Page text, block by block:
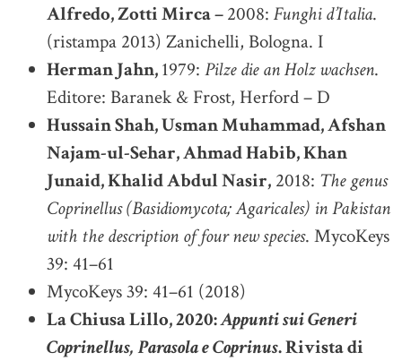
Alfredo, Zotti Mirca –2008: Funghi d’Italia.
(ristampa 2013) Zanichelli, Bologna. I
Herman Jahn,1979: Pilze die an Holz wachsen.
Editore: Baranek & Frost, Herford – D
Hussain Shah, Usman Muhammad, Afshan
Najam-ul-Sehar, Ahmad Habib, Khan
Junaid, Khalid Abdul Nasir, 2018: The genus
Coprinellus (Basidiomycota; Agaricales) in Pakistan
with the description of four new species. MycoKeys
39: 41–61
MycoKeys 39: 41–61 (2018)
La Chiusa Lillo, 2020:Appunti sui Generi
Coprinellus, Parasola e Coprinus. Rivista di